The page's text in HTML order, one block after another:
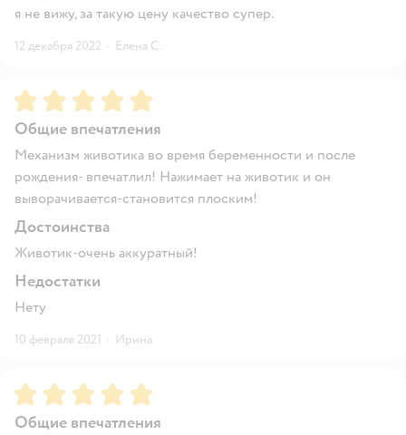
я не вижу, за такую цену качество супер.
12 декабря 2022 · Елена С.
Рейтинг:5
Общие впечатления
Механизм животика во время беременности и после
рождения- впечатлил! Нажимает на животик и он
выворачивается-становится плоским!
Достоинства
Животик-очень аккуратный!
Недостатки
Нету
10 февраля 2021 · Ирина
Рейтинг:5
Общие впечатления